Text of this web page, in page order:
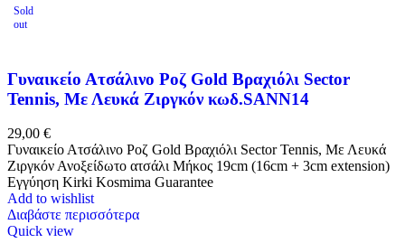
Sold
out
Γυναικείο Ατσάλινο Ροζ Gold Βραχιόλι Sector
Tennis, Με Λευκά Ζιργκόν κωδ.SANN14
29,00 €
Γυναικείο Ατσάλινο Ροζ Gold Βραχιόλι Sector Tennis, Με Λευκά
Ζιργκόν Ανοξείδωτο ατσάλι Μήκος 19cm (16cm + 3cm extension)
Εγγύηση Kirki Kosmima Guarantee
Add to wishlist
Διαβάστε περισσότερα
Quick view